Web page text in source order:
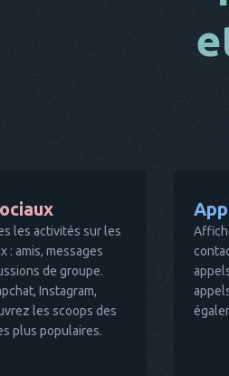
les activités sur les
: amis, messages
de groupe.
Instagram,
les scoops des
plus populaires.